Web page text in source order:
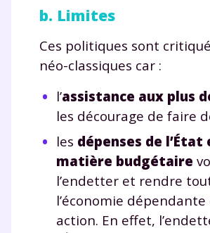
b. Limites
Ces politiques sont
néo-classiques car :
l’assistance aux plus
les décourage de faire
les dépenses de l’État
matière budgétaire
l’endetter et rendre
l’économie dépendante
action. En effet,
communications de la part
myMaxicours.
Votre adresse e-mail sera
vous envoyer notre newsletter. Vous
désinscrire à tout moment, à travers
désinscription présent dans chaque
en savoir plus sur la gestion de vos
personnelles et pour exercer vos
consulternotre charte.